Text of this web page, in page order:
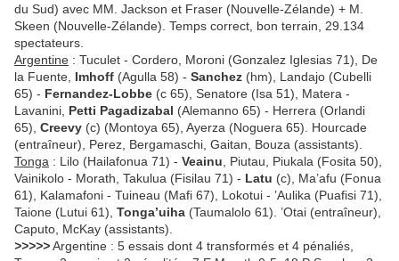
du Sud) avec MM. Jackson et Fraser (Nouvelle-Zélande) + M.
Skeen (Nouvelle-Zélande). Temps correct, bon terrain, 29.134
spectateurs.
Argentine : Tuculet - Cordero, Moroni (Gonzalez Iglesias 71), De
la Fuente, Imhoff (Agulla 58) - Sanchez (hm), Landajo (Cubelli
65) - Fernandez-Lobbe (c 65), Senatore (Isa 51), Matera -
Lavanini, Petti Pagadizabal (Alemanno 65) - Herrera (Orlandi
65), Creevy (c) (Montoya 65), Ayerza (Noguera 65). Hourcade
(entraîneur), Perez, Bergamaschi, Gaitan, Bouza (assistants).
Tonga : Lilo (Hailafonua 71) - Veainu , Piutau, Piukala (Fosita 50),
Vainikolo - Morath, Takulua (Fisilau 71) - Latu (c), Ma’afu (Fonua
61), Kalamafoni - Tuineau (Mafi 67), Lokotui - ’Aulika (Puafisi 71),
Taione (Lutui 61), Tonga’uiha (Taumalolo 61). ’Otai (entraîneur),
Caputo, McKay (assistants).
>>>>>Argentine : 5 essais dont 4 transformés et 4 pénaliés,